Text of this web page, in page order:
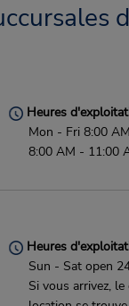
Heures
Mon - Fri 8:00
8:00 AM - 11:00
Heures
Sun - Sat open
Si vous arrivez,